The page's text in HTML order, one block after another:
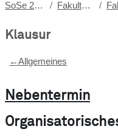
SoSe 2022 Fakultäten
Klausur
Abschnittsübersicht
←Allgemeines
Nebentermin